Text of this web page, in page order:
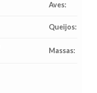
Aves:
Queijos:
Massas: